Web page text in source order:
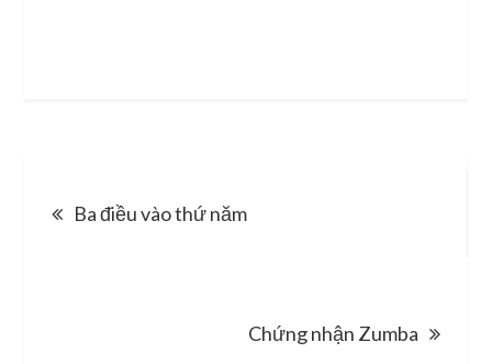
Ba điều vào thứ năm
Chứng nhận Zumba